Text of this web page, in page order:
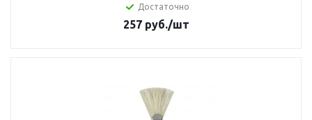
Достаточно
257 руб./шт